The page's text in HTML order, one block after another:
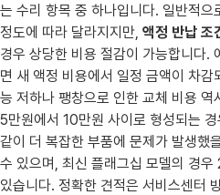
는 수리 항목 중 하나입니다. 일반적
정도에 따라 달라지지만, 액정 반납 조
경우 상당한 비용 절감이 가능합니다.
면 새 액정 비용에서 일정 금액이 차
능 저하나 팽창으로 인한 교체 비용
5만원에서 10만원 사이로 형성되는
같이 더 복잡한 부품에 문제가 발생했
수 있으며, 최신 플래그십 모델의 경
있습니다. 정확한 견적은 서비스센터